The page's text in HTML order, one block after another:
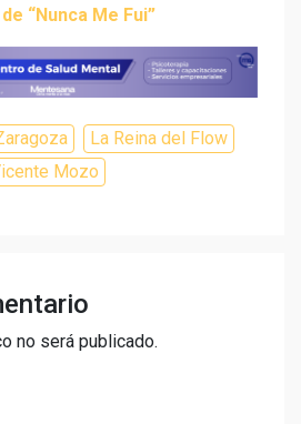
“Nunca Me Fui”
La Reina del Flow
Mozo
no será publicado.